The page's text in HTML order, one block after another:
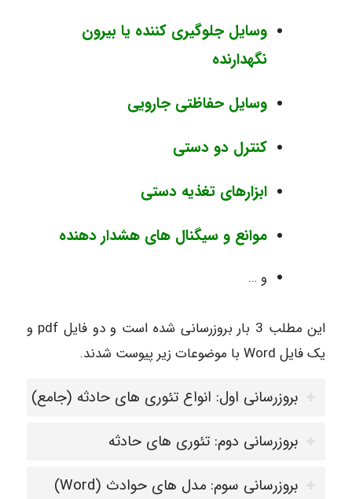
وسایل جلوگیری کننده یا بیرون
نگهدارنده
وسایل حفاظتی جارویی
کنترل دو دستی
ابزارهای تغذیه دستی
موانع و سیگنال های هشدار دهنده
و …
این مطلب 3 بار بروزرسانی شده است و دو فایل pdf و
یک فایل Word با موضوعات زیر پیوست شدند.
بروزرسانی اول: انواع تئوری های حادثه (جامع)
بروزرسانی دوم: تئوری های حادثه
بروزرسانی سوم: مدل های حوادث (Word)